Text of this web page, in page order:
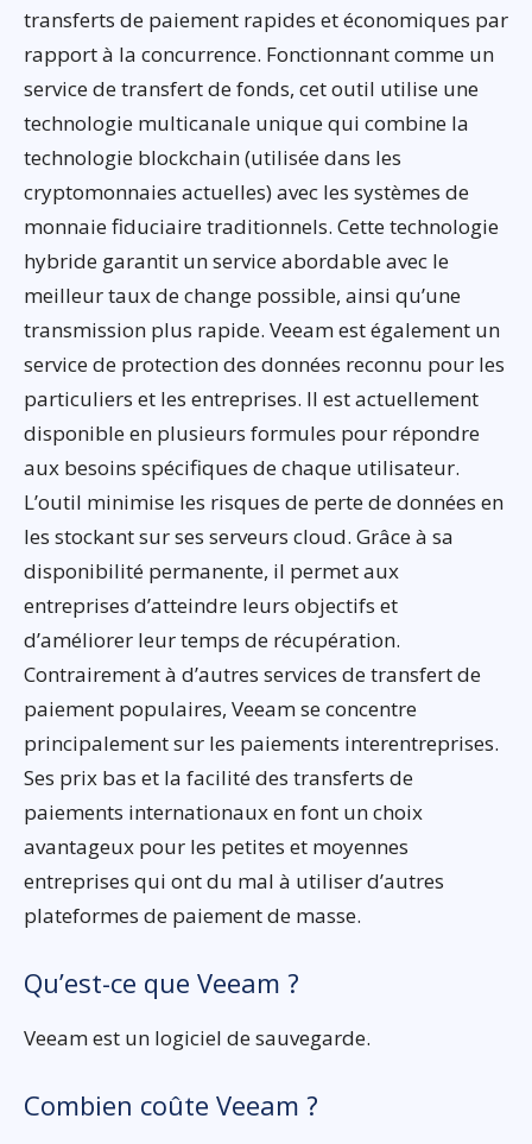
transferts de paiement rapides et économiques par
rapport à la concurrence. Fonctionnant comme un
service de transfert de fonds, cet outil utilise une
technologie multicanale unique qui combine la
technologie blockchain (utilisée dans les
cryptomonnaies actuelles) avec les systèmes de
monnaie fiduciaire traditionnels. Cette technologie
hybride garantit un service abordable avec le
meilleur taux de change possible, ainsi qu’une
transmission plus rapide. Veeam est également un
service de protection des données reconnu pour les
particuliers et les entreprises. Il est actuellement
disponible en plusieurs formules pour répondre
aux besoins spécifiques de chaque utilisateur.
L’outil minimise les risques de perte de données en
les stockant sur ses serveurs cloud. Grâce à sa
disponibilité permanente, il permet aux
entreprises d’atteindre leurs objectifs et
d’améliorer leur temps de récupération.
Contrairement à d’autres services de transfert de
paiement populaires, Veeam se concentre
principalement sur les paiements interentreprises.
Ses prix bas et la facilité des transferts de
paiements internationaux en font un choix
avantageux pour les petites et moyennes
entreprises qui ont du mal à utiliser d’autres
plateformes de paiement de masse.
Qu’est-ce que Veeam ?
Veeam est un logiciel de sauvegarde.
Combien coûte Veeam ?